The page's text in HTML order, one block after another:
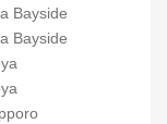
Bayside
Bayside